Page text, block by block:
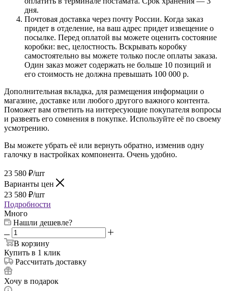
дня.
Почтовая доставка через почту России. Когда заказ
придет в отделение, на ваш адрес придет извещение о
посылке. Перед оплатой вы можете оценить состояние
коробки: вес, целостность. Вскрывать коробку
самостоятельно вы можете только после оплаты заказа.
Один заказ может содержать не больше 10 позиций и
его стоимость не должна превышать 100 000 р.
Дополнительная вкладка, для размещения информации о
магазине, доставке или любого другого важного контента.
Поможет вам ответить на интересующие покупателя вопросы
и развеять его сомнения в покупке. Используйте её по своему
усмотрению.
Вы можете убрать её или вернуть обратно, изменив одну
галочку в настройках компонента. Очень удобно.
23 580 ₽/шт
Варианты цен
23 580 ₽/шт
Подробности
Много
Нашли дешевле?
В корзину
Купить в 1 клик
Рассчитать доставку
Хочу в подарок